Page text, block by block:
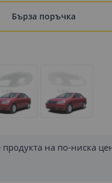
Бърза поръчка
на по-ниска